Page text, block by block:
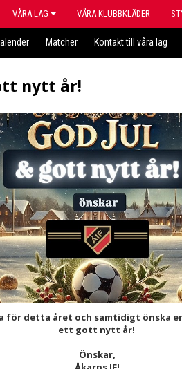
VÅRA LAG VÅRA KLUBBKLÄDER
Matcher Kontakt till våra lag
nytt år!
för detta året och samtidigt önska
ett gott nytt år!
Önskar,